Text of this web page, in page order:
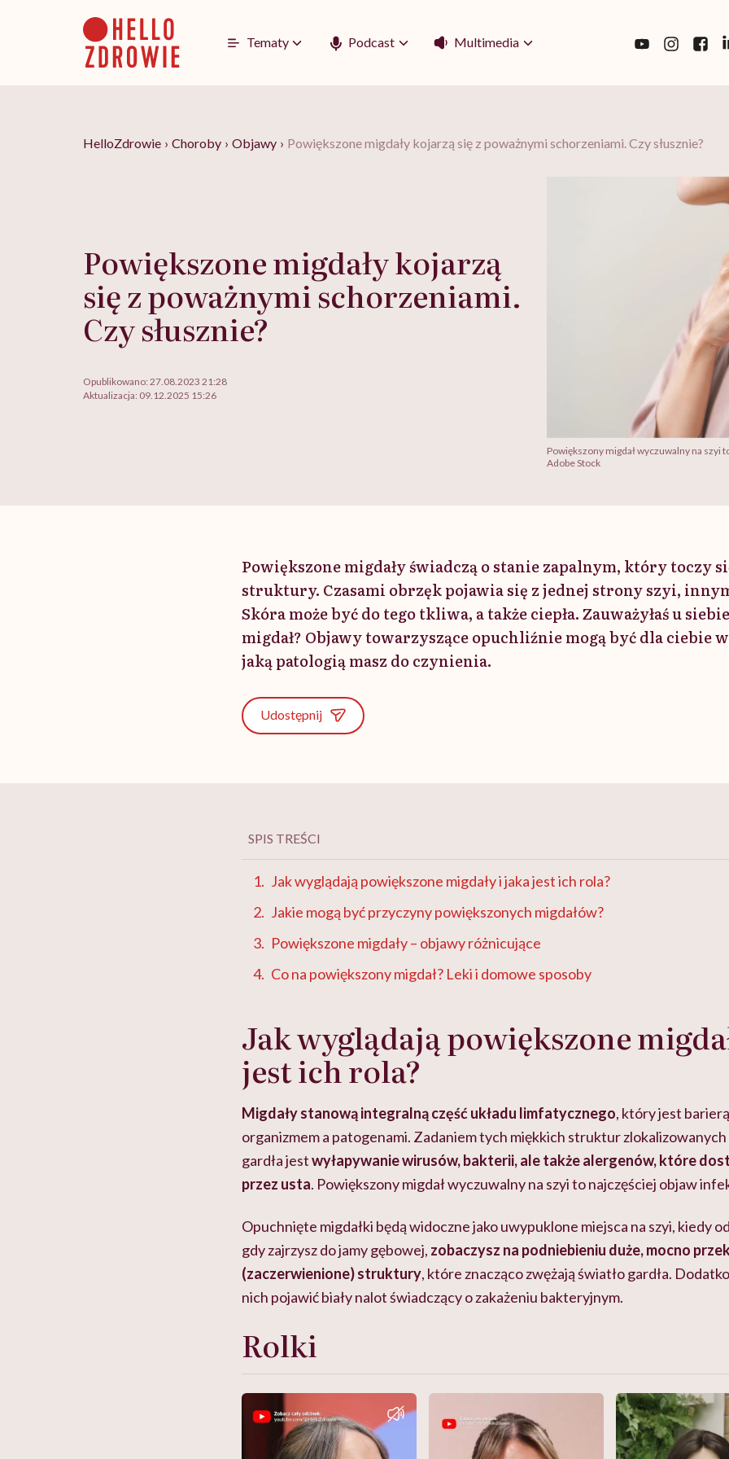
Tematy Podcast Multimedia
HelloZdrowie › Choroby › Objawy › Powiększone migdały kojarzą się z poważnymi schorzeniami. Czy słusznie?
Powiększone migdały kojarzą
się z poważnymi schorzeniami.
Czy słusznie?
Opublikowano: 27.08.2023 21:28
Aktualizacja: 09.12.2025 15:26
Powiększony migdał wyczuwalny na szyi
Adobe Stock
Powiększone migdały świadczą o stanie zapalnym, który toczy
struktury. Czasami obrzęk pojawia się z jednej strony szyi,
Skóra może być do tego tkliwa, a także ciepła. Zauważyłaś u
migdał? Objawy towarzyszące opuchliźnie mogą być dla ciebie
jaką patologią masz do czynienia.
Udostępnij
SPIS TREŚCI
Jak wyglądają powiększone migdały i jaka jest ich rola?
Jakie mogą być przyczyny powiększonych migdałów?
Powiększone migdały – objawy różnicujące
Co na powiększony migdał? Leki i domowe sposoby
Jak wyglądają powiększone
jest ich rola?
Migdały stanową integralną część układu limfatycznego, który jest
organizmem a patogenami. Zadaniem tych miękkich struktur
gardła jestwyłapywanie wirusów, bakterii, ale także alergenów, które
przez usta. Powiększony migdał wyczuwalny na szyi to najczęściej objaw
Opuchnięte migdałki będą widoczne jako uwypuklone miejsca na szyi, kiedy
gdy zajrzysz do jamy gębowej, zobaczysz na podniebieniu duże, mocno
(zaczerwienione) struktury, które znacząco zwężają światło gardła.
nich pojawić biały nalot świadczący o zakażeniu bakteryjnym.
Rolki